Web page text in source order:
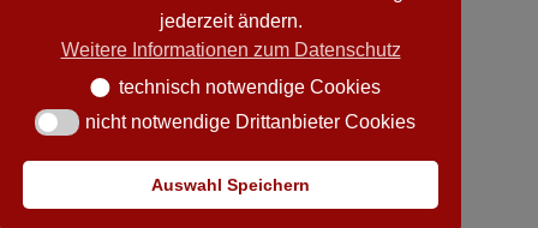
jederzeit ändern.
Weitere Informationen zum Datenschutz
technisch notwendige Cookies
technisch notwendige Cookies
nicht notwendige Drittanbieter Cookies
nicht notwendige Drittanbieter Cookies
Auswahl Speichern